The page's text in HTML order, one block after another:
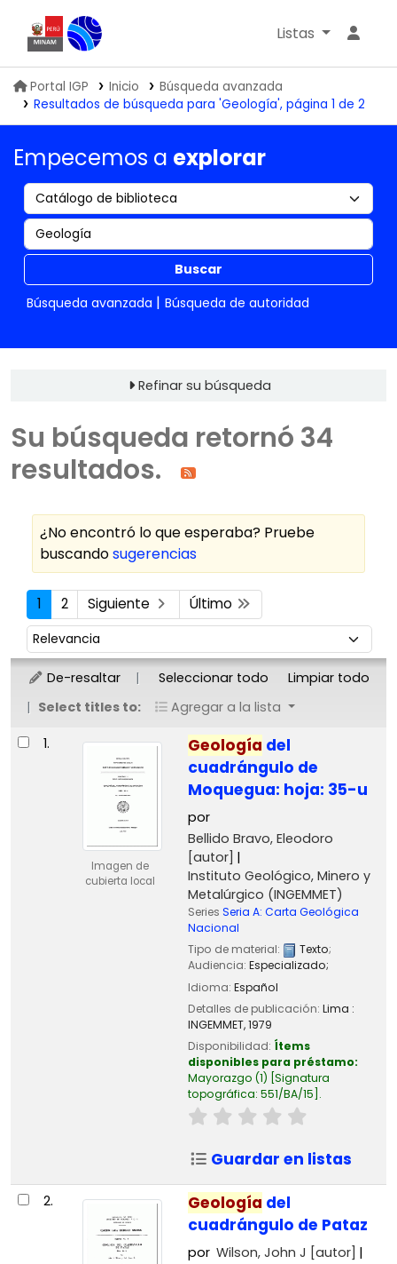
Biblioteca IGP
Listas
Portal IGP Inicio
Búsqueda avanzada
Resultados de búsqueda para 'Geología', página 1 de 2
Empecemos a explorar
Buscar
Búsqueda avanzada
Búsqueda de autoridad
Refinar su búsqueda
Su búsqueda retornó 34
resultados.
¿No encontró lo que esperaba? Pruebe
buscandosugerencias
Ordenar
1 2 Siguiente Último
Ordenar por:
De-resaltar Seleccionar todo
Limpiar todo
Select titles to:
Agregar a la lista
Resultados
1.
Imagen de
cubierta local
Geología del
cuadrángulo de
Moquegua: hoja: 35-u
por
Bellido Bravo, Eleodoro
[autor]
Instituto Geológico, Minero y
Metalúrgico (INGEMMET)
Series Seria A: Carta Geológica
Nacional
Tipo de material:
Texto;
Audiencia: Especializado;
Idioma: Español
Detalles de publicación: Lima :
INGEMMET,1979
Disponibilidad: Ítems
disponibles para préstamo:
Mayorazgo (1) Signatura
topográfica: 551/BA/15 .
Guardar en listas
2. Geología del
cuadrángulo de Pataz
por Wilson, John J [autor]